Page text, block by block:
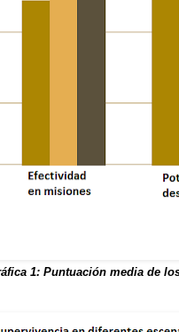
1: Puntuación media de